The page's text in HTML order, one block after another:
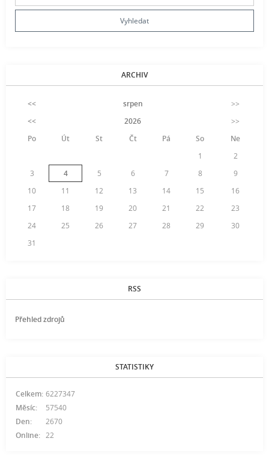
ARCHIV
<< srpen
>>
<<
2026
>>
Po
Út St Čt Pá So
Ne
1
2
3
4 5 6 7 8
9
10
11 12 13 14 15
16
17
18 19 20 21 22
23
24
25 26 27 28 29
30
31
RSS
Přehled zdrojů
STATISTIKY
Online: 22
Celkem: 6227347
Měsíc:
57540
Den:
2670